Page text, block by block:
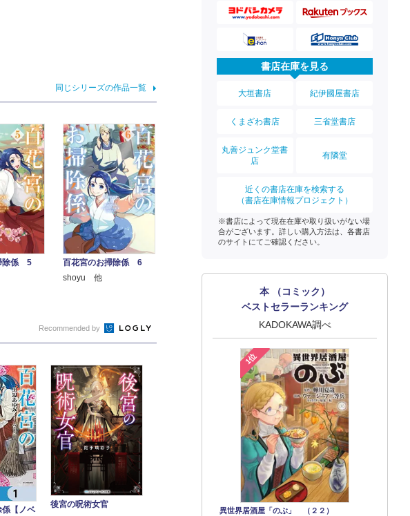
同じシリーズの作品一覧
除係 5
百花宮のお掃除係 6
shoyu 他
書店在庫を見る
大垣書店 紀伊國屋書店
くまざわ書店 三省堂書店
丸善ジュンク堂書
店
有隣堂
近くの書店在庫を検索する
（書店在庫情報プロジェクト）
※書店によって現在在庫や取り扱いがない場
合がございます。詳しい購入方法は、各書店
のサイトにてご確認ください。
本 （コミック）
ベストセラーランキング
KADOKAWA調べ
1位
異世界居酒屋「のぶ」 （２２）
Recommended by
【ノベ
後宮の呪術女官